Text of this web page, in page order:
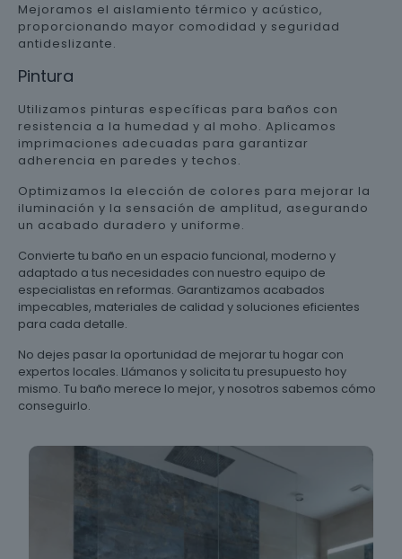
Mejoramos el aislamiento térmico y acústico,
proporcionando mayor comodidad y seguridad
antideslizante.
Pintura
Utilizamos pinturas específicas para baños con
resistencia a la humedad y al moho. Aplicamos
imprimaciones adecuadas para garantizar
adherencia en paredes y techos.
Optimizamos la elección de colores para mejorar la
iluminación y la sensación de amplitud, asegurando
un acabado duradero y uniforme.
Convierte tu baño en un espacio funcional, moderno y
adaptado a tus necesidades con nuestro equipo de
especialistas en reformas. Garantizamos acabados
impecables, materiales de calidad y soluciones eficientes
para cada detalle.
No dejes pasar la oportunidad de mejorar tu hogar con
expertos locales. Llámanos y solicita tu presupuesto hoy
mismo. Tu baño merece lo mejor, y nosotros sabemos cómo
conseguirlo.